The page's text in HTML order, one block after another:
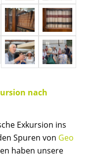
nach
Exkursion ins
Spuren von Geo
haben unsere